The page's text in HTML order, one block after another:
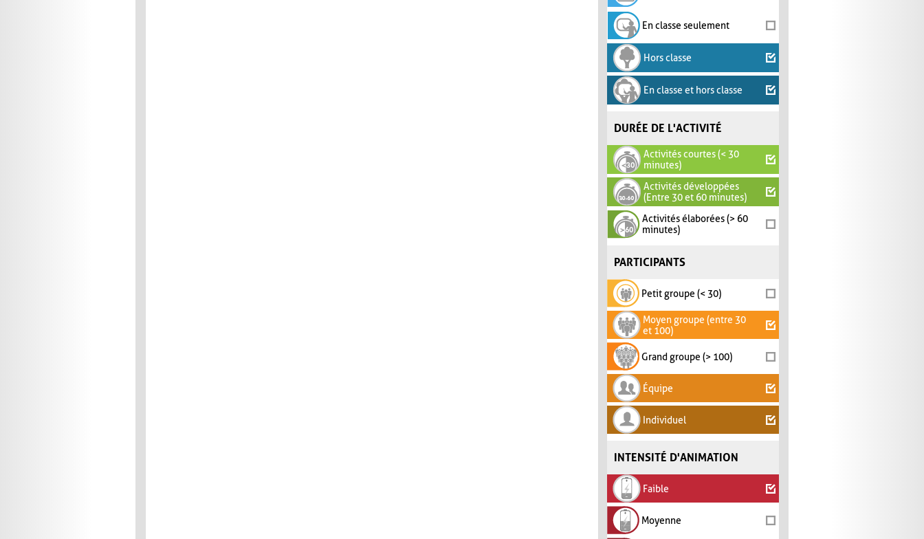
En classe seulement
Hors classe
En classe et hors classe
DURÉE DE L'ACTIVITÉ
Activités courtes (< 30
minutes)
Activités développées
(Entre 30 et 60 minutes)
Activités élaborées (> 60
minutes)
PARTICIPANTS
Petit groupe (< 30)
Moyen groupe (entre 30
et 100)
Grand groupe (> 100)
Équipe
Individuel
INTENSITÉ D'ANIMATION
Faible
Moyenne